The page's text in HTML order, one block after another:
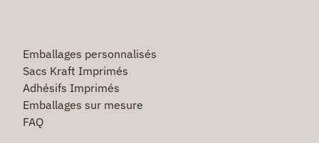
Emballages personnalisés
Sacs Kraft Imprimés
Adhésifs Imprimés
Emballages sur mesure
FAQ